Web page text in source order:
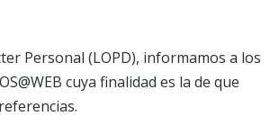
Personal (LOPD), informamos a los
cuya finalidad es la de que